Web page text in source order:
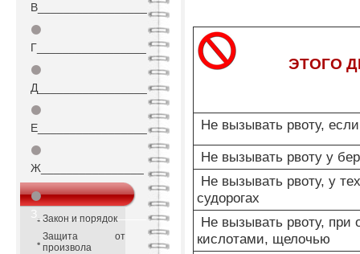
В_________________
⚫
Г_________________
⚫
Д_________________
⚫
Е_________________
⚫
Ж________________
⚫
З_________________
Закон и порядок
Защита от
произвола
ЭТОГО
Не вызывать рвоту,
Не вызывать рвоту у
Не вызывать рвоту, у
судорогах
Не вызывать рвоту, при
кислотами, щелочью